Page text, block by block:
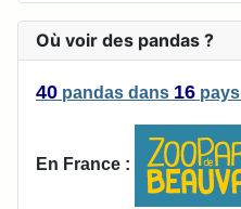
Où voir des pandas ?
40 pandas dans 16 pays
En France :